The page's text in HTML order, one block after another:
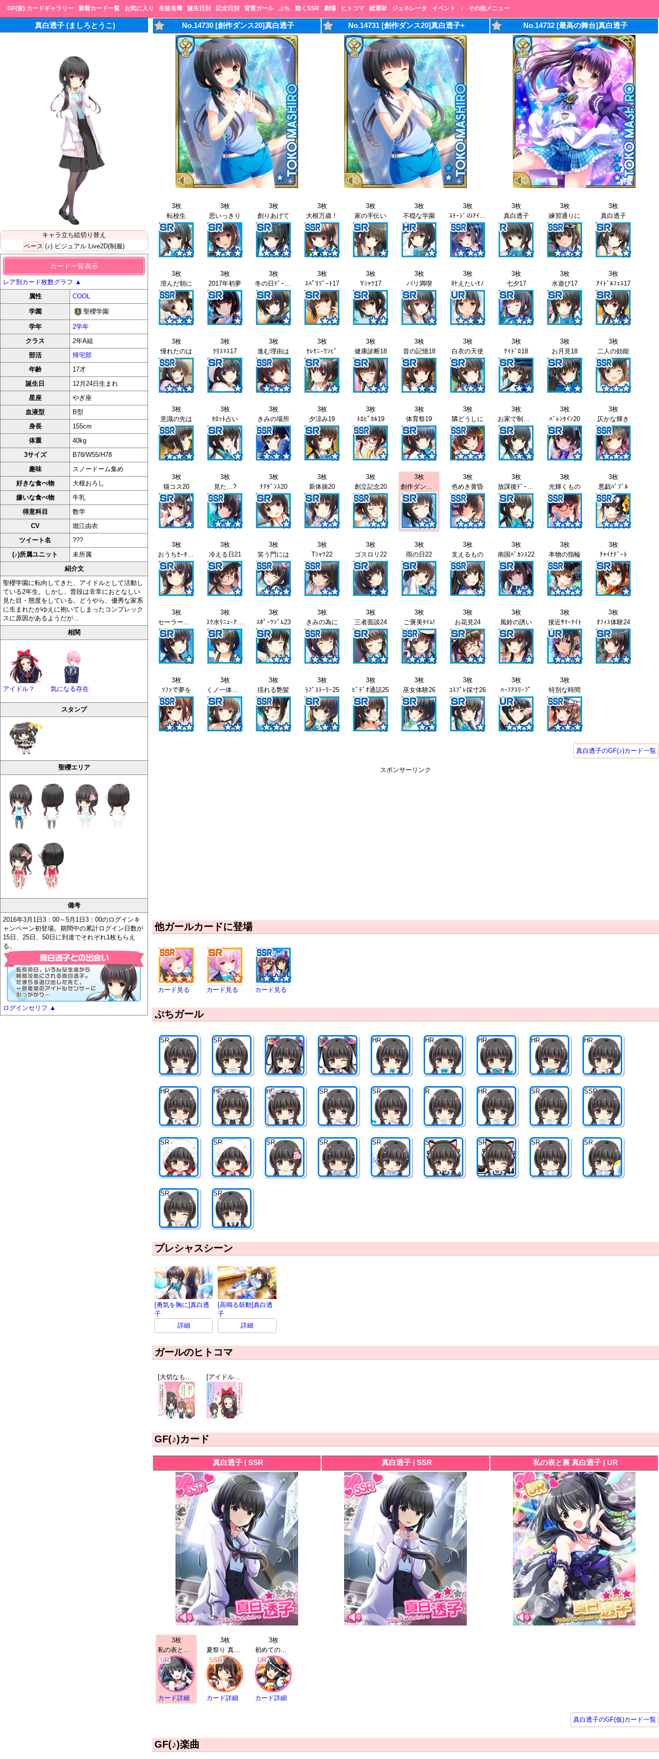
GF(仮) カードギャラリー 新着カード一覧 お気に入り 生徒名簿 誕生日別 記念日別 背景ガール ぷち 動くSSR 劇場 ヒトコマ 総選挙 ジェネレータ イベント ♪ その他メニュー
No.14730 [創作ダンス20]真白透子 No.14731 [創作ダンス20]真白透子+ No.14732 [最高の舞台]真白透子
3枚
転校生
3枚
思いっきり
3枚
創りあげて
3枚
大根万歳！
3枚
家の手伝い
3枚
不穏な学園
3枚
ｽﾃｰｼﾞのｱｲﾄﾞﾙ
3枚
真白透子
3枚
練習通りに
3枚
真白透子
3枚
澄んだ朝に
3枚
2017年初夢
3枚
冬の日ﾃﾞｰﾄ17
3枚
ｽﾊﾟﾘｿﾞｰﾄ17
3枚
Yｼｬﾂ17
3枚
パリ満喫
3枚
叶えたいﾓﾉ
3枚
七夕17
3枚
水遊び17
3枚
ｱｲﾄﾞﾙﾌｪｽ17
3枚
憧れたのは
3枚
ｸﾘｽﾏｽ17
3枚
進む理由は
3枚
ｾﾚﾓﾆｰﾜﾝﾋﾟ
3枚
健康診断18
3枚
昔の記憶18
3枚
白衣の天使
3枚
ｹｲﾄﾞﾛ18
3枚
お月見18
3枚
二人の効能
3枚
意識の先は
3枚
ﾀﾛｯﾄ占い
3枚
きみの場所
3枚
夕涼み19
3枚
ﾄﾛﾋﾟｶﾙ19
3枚
体育祭19
3枚
隣どうしに
3枚
お家で制服19
3枚
ﾊﾞﾚﾝﾀｲﾝ20
3枚
仄かな輝き
3枚
猫コス20
3枚
見た…?
3枚
ﾁｱﾀﾞﾝｽ20
3枚
新体操20
3枚
創立記念20
3枚
創作ダンス20
3枚
色めき黄昏
3枚
放課後ﾃﾞｰﾄ21
3枚
光輝くもの
3枚
悪戯ﾊﾞﾌﾞﾙ
3枚
おうちｾｰﾀｰ21
3枚
冷える日21
3枚
笑う門には
3枚
Tｼｬﾂ22
3枚
ゴスロリ22
3枚
雨の日22
3枚
支えるもの
3枚
南国ﾊﾞｶﾝｽ22
3枚
本物の指輪
3枚
ﾁｬｲﾅﾃﾞｰﾄ
3枚
セーラー服23
3枚
ｽｸ水ﾘﾆｭｰｱﾙ23
3枚
ｽﾎﾟｰﾂｼﾞﾑ23
3枚
きみの為に
3枚
三者面談24
3枚
ご褒美ﾀｲﾑ!
3枚
お花見24
3枚
風鈴の誘い
3枚
接近ｻﾏｰﾅｲﾄ
3枚
ｵﾌｨｽ体験24
3枚
ｿﾌｧで夢を
3枚
くノ一体験25
3枚
揺れる艶髪
3枚
ﾗﾌﾞｽﾄｰﾘｰ25
3枚
ﾋﾞﾃﾞｵ通話25
3枚
巫女体験26
3枚
ｺｽﾌﾟﾚ採寸26
3枚
ﾊｰﾌｱｽﾘｰﾌﾟ
3枚
特別な時間
真白透子のGF(♪)カード一覧
スポンサーリンク
他ガールカードに登場
カード見る カード見る カード見る
ぷちガール
SR SR HR HR HR HR HR HR HR
HR HR HR SR SR R HR SR SSR
SR SR SR SR SR SR SR SR SR
SR SR
プレシャスシーン
[勇気を胸に]真白透
子
詳細
[高鳴る鼓動]真白透
子
詳細
ガールのヒトコマ
GF(♪)カード
真白透子 | SSR 真白透子 | SSR 私の表と裏 真白透子 | UR
3枚
私の表と裏 真白透子 | UR
UR
カード詳細
3枚
夏祭り 真白透子 | SSR
SSR
カード詳細
3枚
初めての魔法 真白透子 | UR
UR
カード詳細
真白透子のGF(仮)カード一覧
GF(♪)楽曲
真白透子 (ましろとうこ)
キャラ立ち絵切り替え
ベース (♪) ビジュアル Live2D(制服)
カード一覧表示
レア別カード枚数グラフ ▲
属性
COOL
学園 聖櫻学園
学年
2学年
クラス
2年A組
部活
帰宅部
年齢
17才
誕生日
12月24日生まれ
星座
やぎ座
血液型
B型
身長
155cm
体重
40kg
3サイズ
B78/W55/H78
趣味
スノードーム集め
好きな食べ物
大根おろし
嫌いな食べ物
牛乳
得意科目
数学
CV
堀江由衣
ツイート名
???
(♪)所属ユニット
未所属
紹介文
聖櫻学園に転向してきた、アイドルとして活動し
ている2年生。しかし、普段は非常におとなしい
見た目・態度をしている。どうやら、優秀な家系
に生まれたがゆえに抱いてしまったコンプレック
スに原因があるようだが…
相関
アイドル？ 気になる存在
スタンプ
聖櫻エリア
備考
2016年3月1日3：00～5月1日3：00のログインキ
ャンペーン初登場。期間中の累計ログイン日数が
15日、25日、50日に到達でそれぞれ1枚もらえ
る。
ログインセリフ ▲